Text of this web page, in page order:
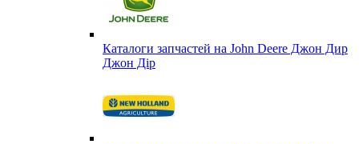
Каталоги запчастей на John Deere Джон Дир
Джон Дір